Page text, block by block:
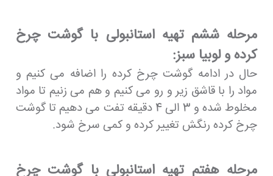
مرحله ششم تهیه استانبولی با گوشت چرخ
کرده و لوبیا سبز:
حال در ادامه گوشت چرخ کرده را اضافه می کنیم و
مواد را با قاشق زیر و رو می کنیم و هم می زنیم تا مواد
مخلوط شده و 3 الی 4 دقیقه تفت می دهیم تا گوشت
چرخ کرده رنگش تغییر کرده و کمی سرخ شود.
مرحله هفتم تهیه استانبولی با گوشت چرخ